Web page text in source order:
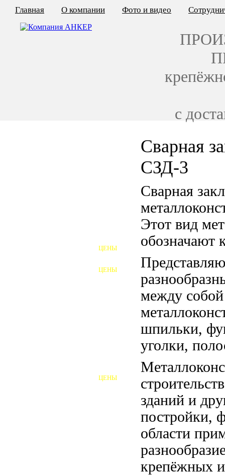
Сварная
СЗД-3
Сварная
Этот вид
обозначают
между
шпильки,
уголки,
зданий и
постройки,
области
крепёжных
ЦЕНЫ
ЦЕНЫ
ШАЙБЫ ФУНДАМЕНТНЫЕ
ЦЕНЫ
Главная О компании Фото и видео
с